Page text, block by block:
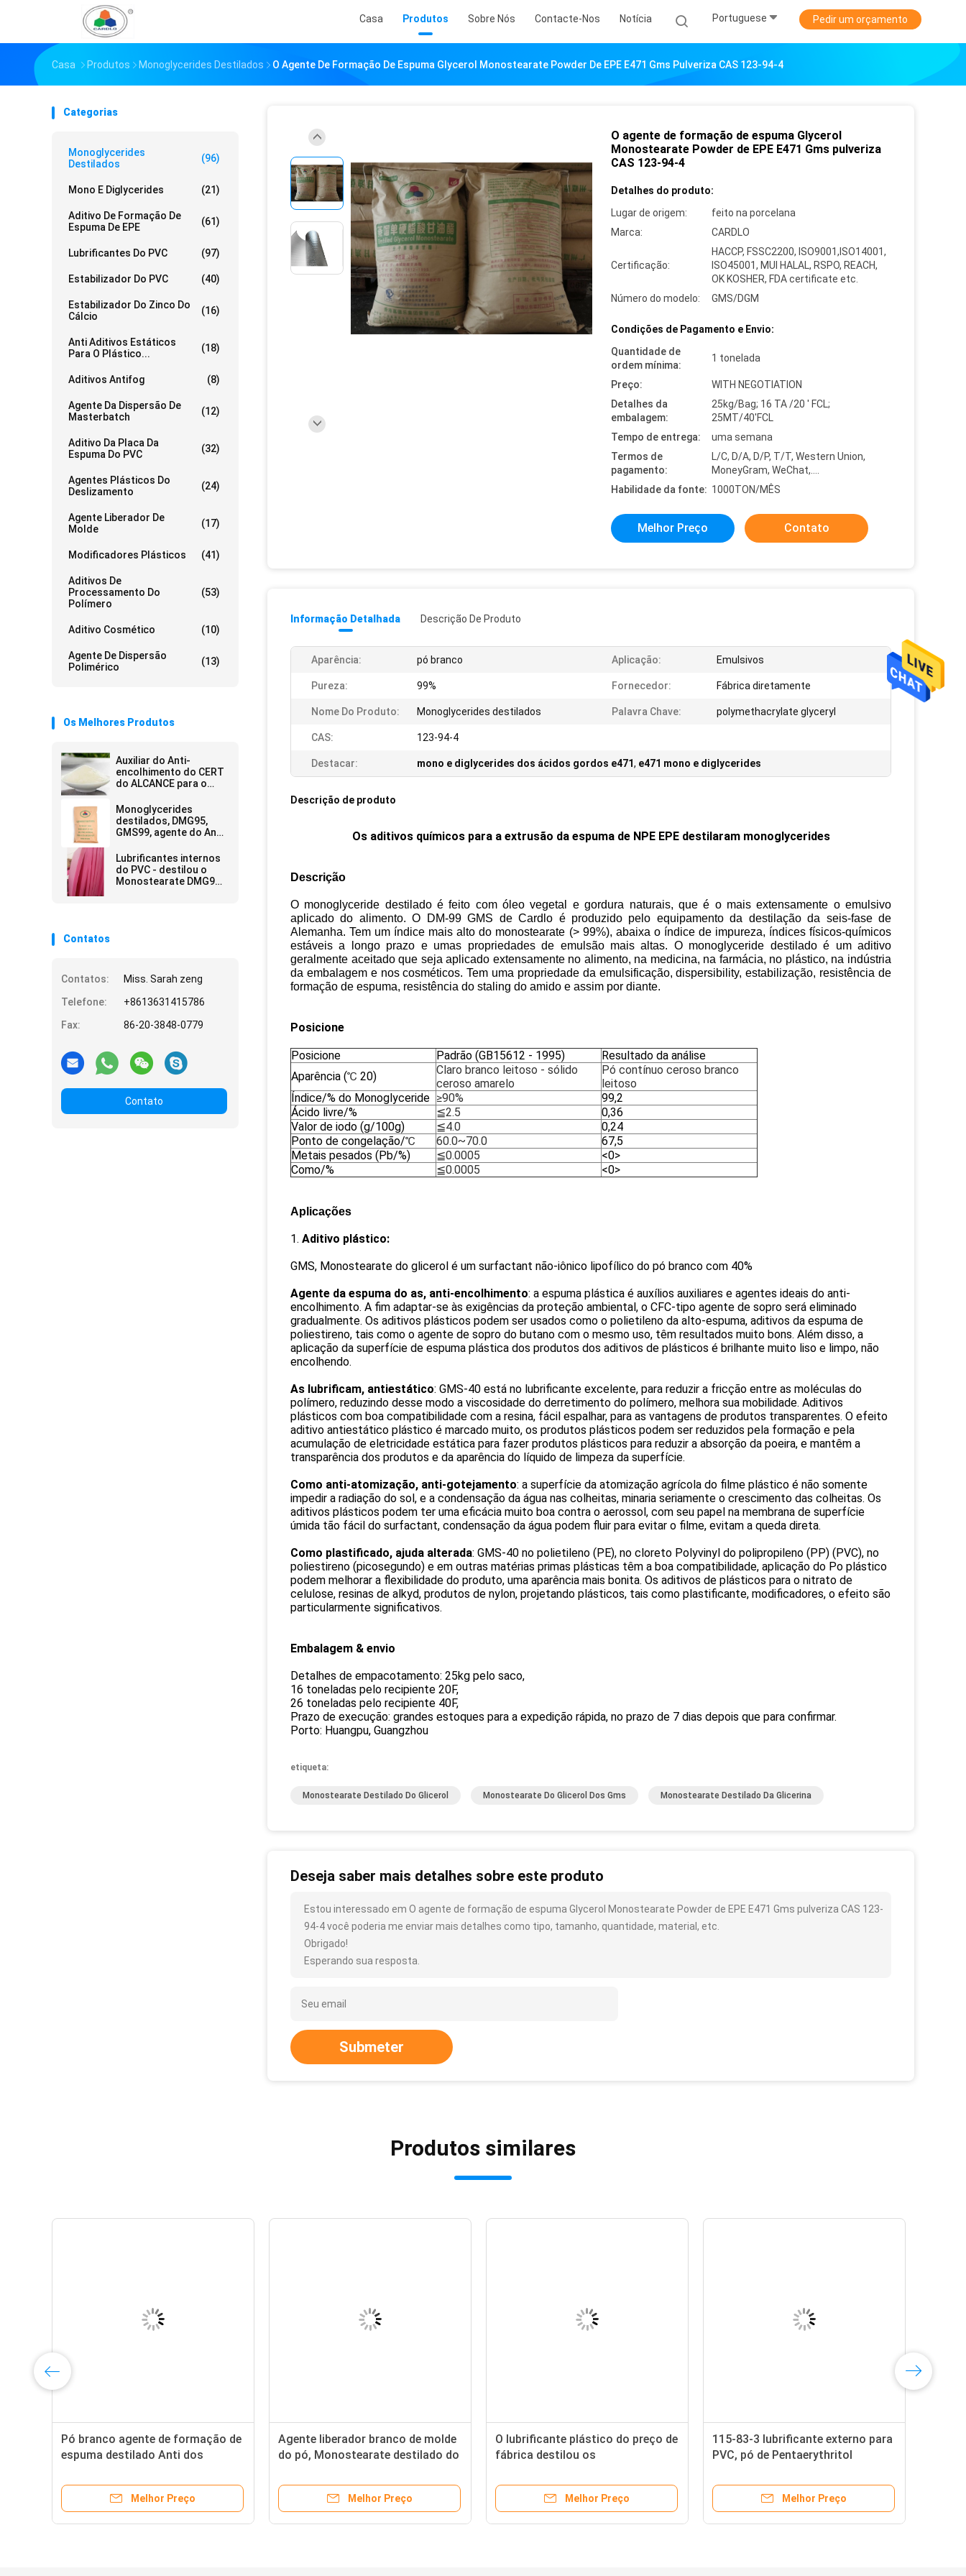
Casa Produtos Sobre Nós Contacte-Nos Notícia Portuguese Pedir um orçamento
Casa Produtos Monoglycerides Destilados O Agente De Formação De Espuma Glycerol Monostearate Powder De EPE E471 Gms Pulveriza CAS 123-94-4
Categorias
Monoglycerides
Destilados
(96)
Mono E Diglycerides (21)
Aditivo De Formação De
Espuma De EPE
(61)
Lubrificantes Do PVC (97)
Estabilizador Do PVC (40)
Estabilizador Do Zinco Do
Cálcio
(16)
Anti Aditivos Estáticos
Para O Plástico...
(18)
Aditivos Antifog (8)
Agente Da Dispersão De
Masterbatch
(12)
Aditivo Da Placa Da
Espuma Do PVC
(32)
Agentes Plásticos Do
Deslizamento
(24)
Agente Liberador De
Molde
(17)
Modificadores Plásticos (41)
Aditivos De
Processamento Do
Polímero
(53)
Aditivo Cosmético (10)
Agente De Dispersão
Polimérico
(13)
Os Melhores Produtos
Auxiliar do Anti-
encolhimento do CERT
do ALCANCE para o
pó da espuma GMS99
de EPE
Monoglycerides
destilados, DMG95,
GMS99, agente do Anti-
da ESPUMA de EPE
Lubrificantes internos
do PVC - destilou o
Monostearate DMG95
Contatos
Contatos:
Miss. Sarah zeng
Telefone:
+8613631415786
Fax:
86-20-3848-0779
Contato
O agente de formação de espuma Glycerol
Monostearate Powder de EPE E471 Gms pulveriza
CAS 123-94-4
Detalhes do produto:
Lugar de origem:
feito na porcelana
Marca:
CARDLO
Certificação:
HACCP, FSSC2200, ISO9001,ISO14001,
ISO45001, MUI HALAL, RSPO, REACH,
OK KOSHER, FDA certificate etc.
Número do modelo:
GMS/DGM
Condições de Pagamento e Envio:
Quantidade de
ordem mínima:
1 tonelada
Preço:
WITH NEGOTIATION
Detalhes da
embalagem:
25kg/Bag; 16 TA /20 ' FCL;
25MT/40'FCL
Tempo de entrega:
uma semana
Termos de
pagamento:
L/C, D/A, D/P, T/T, Western Union,
MoneyGram, WeChat,….
Habilidade da fonte: 1000TON/MÊS
Melhor Preço Contato
Informação Detalhada Descrição De Produto
Aparência: pó branco Aplicação: Emulsivos
Pureza: 99% Fornecedor: Fábrica diretamente
Nome Do Produto: Monoglycerides destilados Palavra Chave: polymethacrylate glyceryl
CAS: 123-94-4
Destacar: mono e diglycerides dos ácidos gordos e471, e471 mono e diglycerides
Descrição de produto
Os aditivos químicos para a extrusão da espuma de NPE EPE destilaram monoglycerides
Descrição
O monoglyceride destilado é feito com óleo vegetal e gordura naturais, que é o mais extensamente o emulsivo
aplicado do alimento. O DM-99 GMS de Cardlo é produzido pelo equipamento da destilação da seis-fase de
Alemanha. Tem um índice mais alto do monostearate (> 99%), abaixa o índice de impureza, índices físicos-químicos
estáveis a longo prazo e umas propriedades de emulsão mais altas. O monoglyceride destilado é um aditivo
geralmente aceitado que seja aplicado extensamente no alimento, na medicina, na farmácia, no plástico, na indústria
da embalagem e nos cosméticos. Tem uma propriedade da emulsificação, dispersibility, estabilização, resistência de
formação de espuma, resistência do staling do amido e assim por diante.
Posicione
Posicione Padrão (GB15612 - 1995)
Resultado da análise
Aparência (℃ 20)
Claro branco leitoso - sólido
ceroso amarelo
Pó contínuo ceroso branco
leitoso
Índice/% do Monoglyceride ≥90%
99,2
Ácido livre/%
≦2.5
0,36
Valor de iodo (g/100g)
≦4.0
0,24
Ponto de congelação/℃ 60.0~70.0
67,5
Metais pesados (Pb/%)
≦0.0005
<0>
Como/%
≦0.0005 <0>
Aplicações
1. Aditivo plástico:
GMS, Monostearate do glicerol é um surfactant não-iônico lipofílico do pó branco com 40%
Agente da espuma do as, anti-encolhimento: a espuma plástica é auxílios auxiliares e agentes ideais do anti-
encolhimento. A fim adaptar-se às exigências da proteção ambiental, o CFC-tipo agente de sopro será eliminado
gradualmente. Os aditivos plásticos podem ser usados como o polietileno da alto-espuma, aditivos da espuma de
poliestireno, tais como o agente de sopro do butano com o mesmo uso, têm resultados muito bons. Além disso, a
aplicação da superfície de espuma plástica dos produtos dos aditivos de plásticos é brilhante muito liso e limpo, não
encolhendo.
As lubrificam, antiestático: GMS-40 está no lubrificante excelente, para reduzir a fricção entre as moléculas do
polímero, reduzindo desse modo a viscosidade do derretimento do polímero, melhora sua mobilidade. Aditivos
plásticos com boa compatibilidade com a resina, fácil espalhar, para as vantagens de produtos transparentes. O efeito
aditivo antiestático plástico é marcado muito, os produtos plásticos podem ser reduzidos pela formação e pela
acumulação de eletricidade estática para fazer produtos plásticos para reduzir a absorção da poeira, e mantêm a
transparência dos produtos e da aparência do líquido de limpeza da superfície.
Como anti-atomização, anti-gotejamento: a superfície da atomização agrícola do filme plástico é não somente
impedir a radiação do sol, e a condensação da água nas colheitas, minaria seriamente o crescimento das colheitas. Os
aditivos plásticos podem ter uma eficácia muito boa contra o aerossol, com seu papel na membrana de superfície
úmida tão fácil do surfactant, condensação da água podem fluir para evitar o filme, evitam a queda direta.
Como plastificado, ajuda alterada: GMS-40 no polietileno (PE), no cloreto Polyvinyl do polipropileno (PP) (PVC), no
poliestireno (picosegundo) e em outras matérias primas plásticas têm a boa compatibilidade, aplicação do Po plástico
podem melhorar a flexibilidade do produto, uma aparência mais bonita. Os aditivos de plásticos para o nitrato de
celulose, resinas de alkyd, produtos de nylon, projetando plásticos, tais como plastificante, modificadores, o efeito são
particularmente significativos.
Embalagem & envio
Detalhes de empacotamento: 25kg pelo saco,
16 toneladas pelo recipiente 20F,
26 toneladas pelo recipiente 40F,
Prazo de execução: grandes estoques para a expedição rápida, no prazo de 7 dias depois que para confirmar.
Porto: Huangpu, Guangzhou
etiqueta:
Monostearate Destilado Do Glicerol Monostearate Do Glicerol Dos Gms Monostearate Destilado Da Glicerina
Deseja saber mais detalhes sobre este produto
Estou interessado em O agente de formação de espuma Glycerol Monostearate Powder de EPE E471 Gms pulveriza CAS 123-
94-4 você poderia me enviar mais detalhes como tipo, tamanho, quantidade, material, etc.
Obrigado!
Esperando sua resposta.
Submeter
Produtos similares
Pó branco agente de formação de
espuma destilado Anti dos
encolhimento
Melhor Preço
Agente liberador branco de molde
do pó, Monostearate destilado do
Melhor Preço
O lubrificante plástico do preço de
fábrica destilou os
Melhor Preço
115-83-3 lubrificante externo para
PVC, pó de Pentaerythritol
Melhor Preço